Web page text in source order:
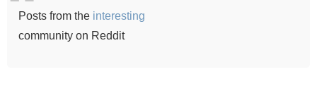
Posts from the interesting
community on Reddit